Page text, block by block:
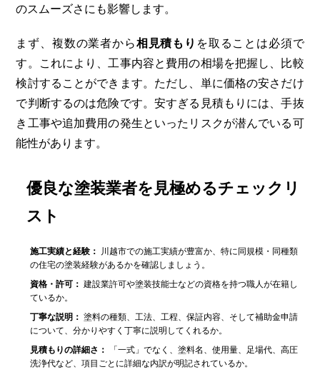
のスムーズさにも影響します。
まず、複数の業者から相見積もり を取ることは必須で
す。これにより、工事内容と費用の相場を把握し、比較
検討することができます。ただし、単に価格の安さだけ
で判断するのは危険です。安すぎる見積もりには、手抜
き工事や追加費用の発生といったリスクが潜んでいる可
能性があります。
優良な塗装業者を見極めるチェックリ
スト
施工実績と経験： 川越市での施工実績が豊富か、特に同規模・同種類
の住宅の塗装経験があるかを確認しましょう。
資格・許可： 建設業許可や塗装技能士などの資格を持つ職人が在籍し
ているか。
丁寧な説明： 塗料の種類、工法、工程、保証内容、そして補助金申請
について、分かりやすく丁寧に説明してくれるか。
見積もりの詳細さ：
「一式」でなく、塗料名、使用量、足場代、高圧
洗浄代など、項目ごとに詳細な内訳が明記されているか。